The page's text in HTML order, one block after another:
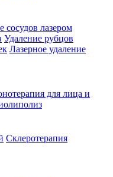
сосудов лазером
Удаление рубцов
Лазерное удаление
для лица и
Склеротерапия